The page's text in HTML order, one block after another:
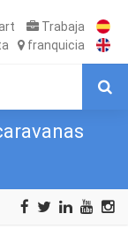
Trabaja
franquicia